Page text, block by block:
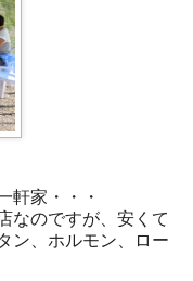
軒家・・・
なのですが、安くて
ン、ホルモン、ロー